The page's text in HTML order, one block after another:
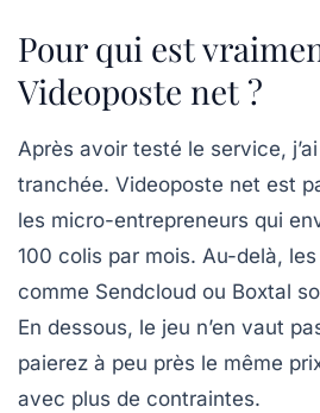
Pour qui est
Videoposte net ?
Après avoir testé le service,
tranchée. Videoposte net est
les micro-entrepreneurs qui
100 colis par mois. Au-delà,
comme Sendcloud ou Boxtal
En dessous, le jeu n’en vaut
paierez à peu près le même
avec plus de contraintes.